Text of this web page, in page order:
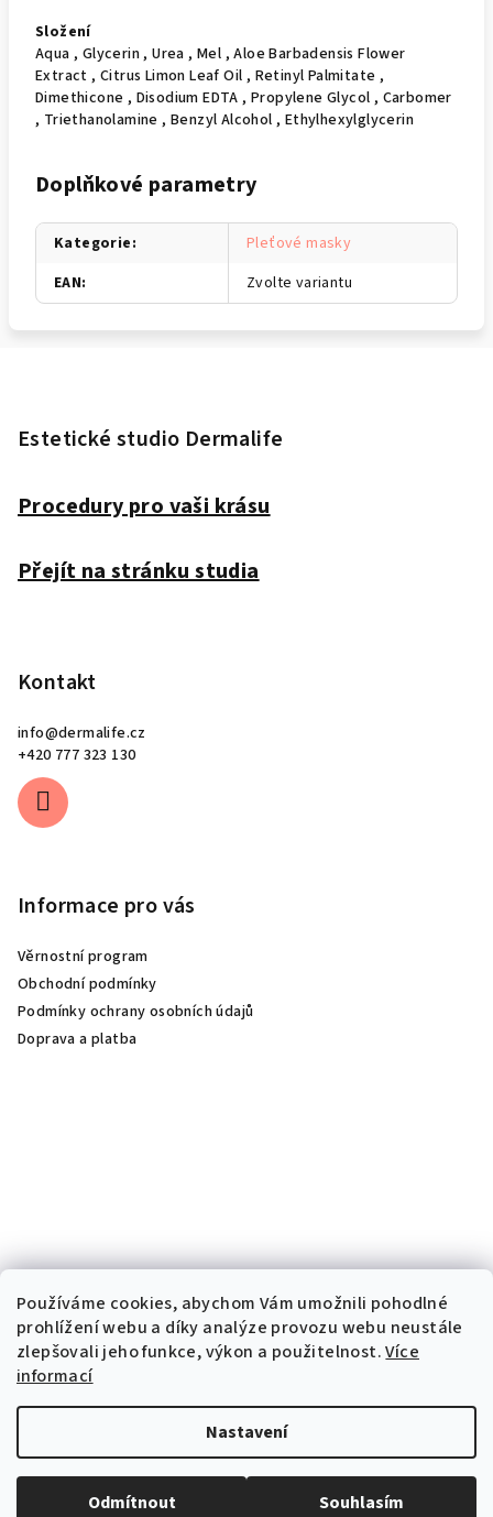
Používáme cookies, abychom Vám umožnili pohodlné
prohlížení webu a díky analýze provozu webu neustále
zlepšovali jeho funkce, výkon a použitelnost.Více
informací
Nastavení
Odmítnout Souhlasím
Složení
Aqua , Glycerin , Urea , Mel , Aloe Barbadensis Flower
Extract , Citrus Limon Leaf Oil , Retinyl Palmitate ,
Dimethicone , Disodium EDTA , Propylene Glycol , Carbomer
, Triethanolamine , Benzyl Alcohol , Ethylhexylglycerin
Doplňkové parametry
Kategorie:
Pleťové masky
EAN: Zvolte variantu
Estetické studio Dermalife
Procedury pro vaši krásu
Přejít na stránku studia
Kontakt
info@dermalife.cz
+420 777 323 130
Informace pro vás
Věrnostní program
Obchodní podmínky
Podmínky ochrany osobních údajů
Doprava a platba
Copyright 2026Dermalife . Všechna práva vyhrazena.